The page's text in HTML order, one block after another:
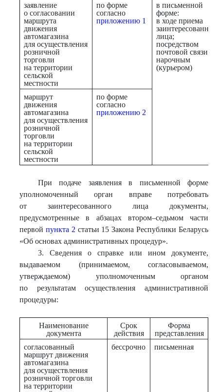
заявление
о согласовании
маршрута
движения
автомагазина
для осуществления
розничной
торговли
на территории
сельской
местности
по форме
согласно
приложению 1
в письменной
форме:
в ходе приема
лица;
посредством
почтовой связи;
нарочным
(курьером)
маршрут
движения
автомагазина
для осуществления
розничной
торговли
на территории
сельской
местности
по форме
согласно
приложению 2
При подаче заявления в письменной форме
уполномоченный орган вправе потребовать
от заинтересованного лица документы,
предусмотренные в абзацах втором–седьмом части
первой пункта 2 статьи 15 Закона Республики Беларусь
«Об основах административных процедур».
3. Сведения о справке или ином документе,
выдаваемом (принимаемом, согласовываемом,
утверждаемом) уполномоченным органом
по результатам осуществления административной
процедуры:
Наименование
документа
Срок
действия
Форма
представления
согласованный
маршрут движения
автомагазина
для осуществления
розничной торговли
на территории
бессрочно письменная